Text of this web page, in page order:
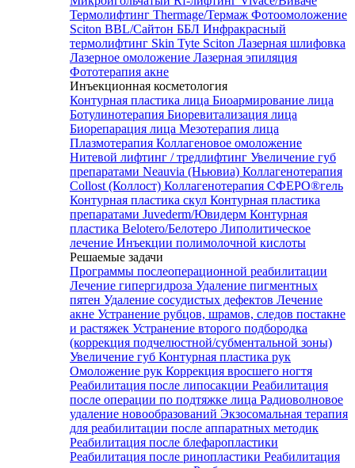
Термолифтинг Thermage/Термаж Фотоомоложение
Sciton BBL/Сайтон ББЛ Инфракрасный
термолифтинг Skin Tyte Sciton Лазерная шлифовка
Лазерное омоложение Лазерная эпиляция
Фототерапия акне
Инъекционная косметология
Контурная пластика лица Биоармирование лица
Ботулинотерапия Биоревитализация лица
Биорепарация лица Мезотерапия лица
Плазмотерапия Коллагеновое омоложение
Нитевой лифтинг / тредлифтинг Увеличение губ
препаратами Neauvia (Ньювиа) Коллагенотерапия
Collost (Коллост) Коллагенотерапия СФЕРО®гель
Контурная пластика скул Контурная пластика
препаратами Juvederm/Ювидерм Контурная
пластика Belotero/Белотеро Липолитическое
лечение Инъекции полимолочной кислоты
Решаемые задачи
Программы послеоперационной реабилитации
Лечение гипергидроза Удаление пигментных
пятен Удаление сосудистых дефектов Лечение
акне Устранение рубцов, шрамов, следов постакне
и растяжек Устранение второго подбородка
(коррекция подчелюстной/субментальной зоны)
Увеличение губ Контурная пластика рук
Омоложение рук Коррекция вросшего ногтя
Реабилитация после липосакции Реабилитация
после операции по подтяжке лица Радиоволновое
удаление новообразований Экзосомальная терапия
для реабилитации после аппаратных методик
Реабилитация после блефаропластики
Реабилитация после ринопластики Реабилитация